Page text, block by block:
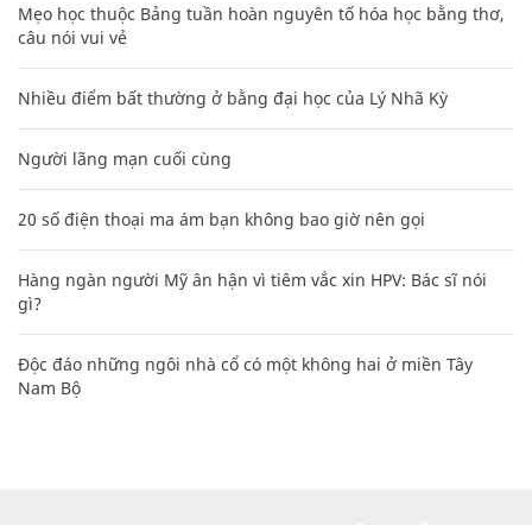
Mẹo học thuộc Bảng tuần hoàn nguyên tố hóa học bằng thơ,
câu nói vui vẻ
Nhiều điểm bất thường ở bằng đại học của Lý Nhã Kỳ
Người lãng mạn cuối cùng
20 số điện thoại ma ám bạn không bao giờ nên gọi
Hàng ngàn người Mỹ ân hận vì tiêm vắc xin HPV: Bác sĩ nói
gì?
Độc đáo những ngôi nhà cổ có một không hai ở miền Tây
Nam Bộ